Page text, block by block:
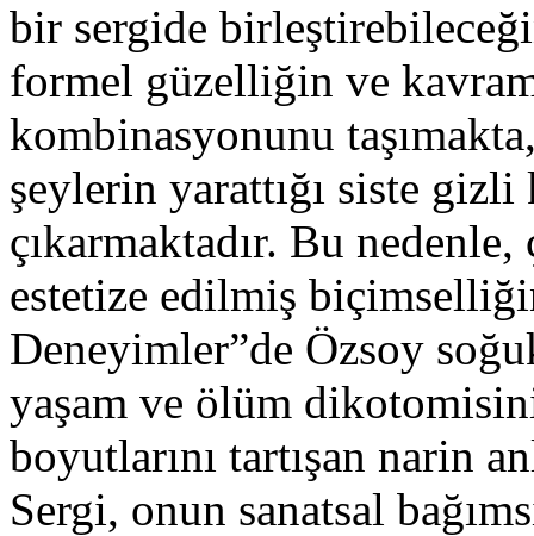
bir sergide
formel güzelliğin ve
kombinasyonunu
şeylerin yarattığı siste
çıkarmaktadır. Bu
estetize edilmiş
Deneyimler”de Özsoy
yaşam ve ölüm
boyutlarını tartışan narin
Sergi, onun sanatsal